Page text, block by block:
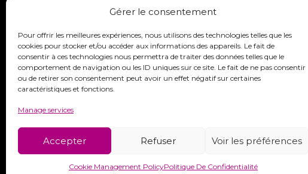
Gérer le consentement
Pour offrir les meilleures expériences, nous utilisons des technologies telles que les
cookies pour stocker et/ou accéder aux informations des appareils. Le fait de
consentir à ces technologies nous permettra de traiter des données telles que le
comportement de navigation ou les ID uniques sur ce site. Le fait de ne pas consentir
ou de retirer son consentement peut avoir un effet négatif sur certaines
caractéristiques et fonctions.
Manage services
Accepter Refuser Voir les préférences
Cookie Management PolicyPolitique De Confidentialité
Cookie
legal-notice
©